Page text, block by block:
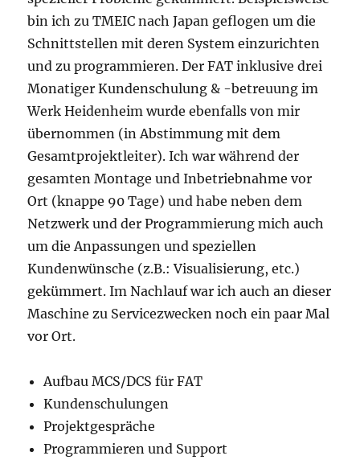
bin ich zu TMEIC nach Japan geflogen um die
Schnittstellen mit deren System einzurichten
und zu programmieren. Der FAT inklusive drei
Monatiger Kundenschulung & -betreuung im
Werk Heidenheim wurde ebenfalls von mir
übernommen (in Abstimmung mit dem
Gesamtprojektleiter). Ich war während der
gesamten Montage und Inbetriebnahme vor
Ort (knappe 90 Tage) und habe neben dem
Netzwerk und der Programmierung mich auch
um die Anpassungen und speziellen
Kundenwünsche (z.B.: Visualisierung, etc.)
gekümmert. Im Nachlauf war ich auch an dieser
Maschine zu Servicezwecken noch ein paar Mal
vor Ort.
Aufbau MCS/DCS für FAT
Kundenschulungen
Projektgespräche
Programmieren und Support